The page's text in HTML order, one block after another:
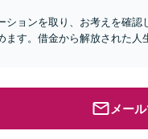
ションを取り、お考えを確
す。借金から解放された人
メー